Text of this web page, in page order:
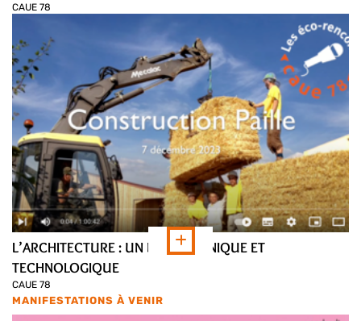
CAUE 78
L’ARCHITECTURE : UN DEFI TECHNIQUE ET
TECHNOLOGIQUE
CAUE 78
MANIFESTATIONS À VENIR